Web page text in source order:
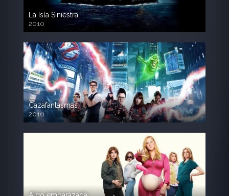
La Isla Siniestra
2010
720p HD
Cazafantasmas
2016
720p HD